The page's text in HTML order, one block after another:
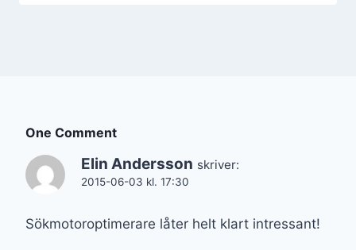
One Comment
Elin Andersson skriver:
2015-06-03 kl. 17:30
Sökmotoroptimerare låter helt klart intressant!